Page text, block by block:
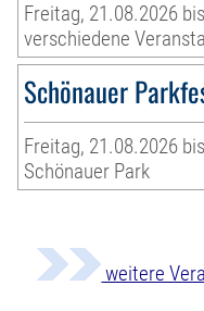
Freitag, 21.08.2026
verschiedene
Schönauer
Freitag, 21.08.2026
Schönauer Park
weitere